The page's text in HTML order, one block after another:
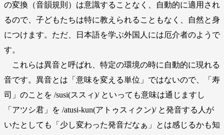
の変換（音韻規則）は意識することなく、自動的に適用され
るので、子どもたちは特に教えられることもなく、自然と身
につけます。ただ、日本語を学ぶ外国人には厄介者のようで
す。
これらは異音と呼ばれ、特定の環境の時に自動的に現れる
音です。異音とは「意味を変える単位」ではないので、「寿
司」のことを /susi(ススィ)/ といっても意味は通じますし
「アツシ君」を /atusi-kun(アトゥスィクン)/ と発音する人が
いたとしても「少し変わった発音だなぁ」とは感じるかも知